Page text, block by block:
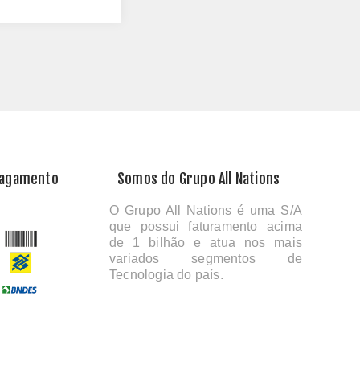
Somos do Grupo All Nations
O Grupo All Nations é uma S/A
que possui faturamento acima
de 1 bilhão e atua nos mais
variados segmentos de
Tecnologia do país.